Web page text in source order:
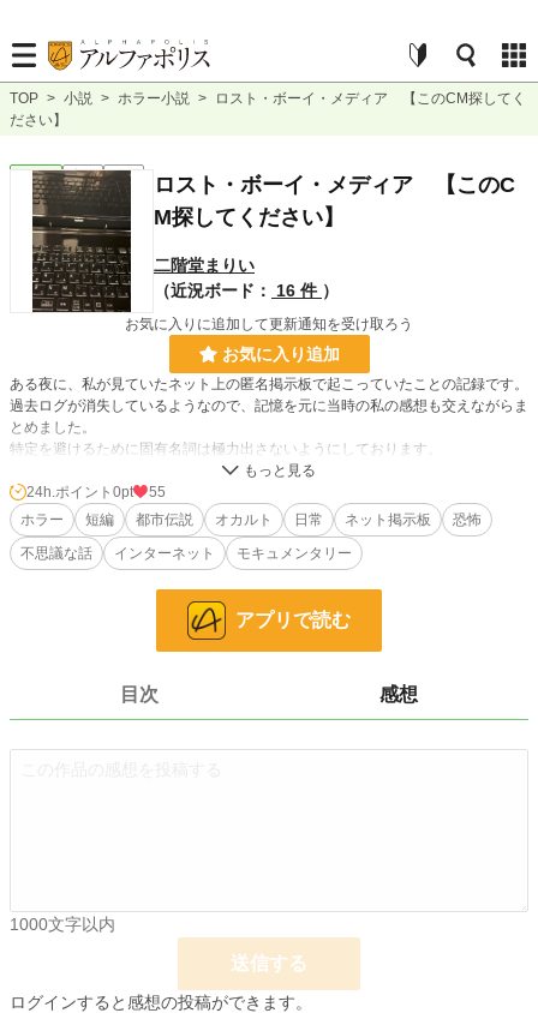
TOP > 小説 > ホラー小説 >
ロスト・ボーイ・メディア 【このCM探してく
ださい】
ホラー 完結 短編
ロスト・ボーイ・メディア 【このC
M探してください】
二階堂まりい
（近況ボード：
16 件 ）
お気に入りに追加して更新通知を受け取ろう
お気に入り追加
ある夜に、私が見ていたネット上の匿名掲示板で起こっていたことの記録です。
過去ログが消失しているようなので、記憶を元に当時の私の感想も交えながらま
とめました。
特定を避けるために固有名詞は極力出さないようにしております。
小説 228,743 位 / 228,743 件
ホラー 8,503 位 / 8,503 件
5,673
7,002 pt (38,576 位)
24h.ポイント 0pt
55
ホラー
短編 都市伝説 オカルト 日常 ネット掲示板
恐怖
不思議な話
インターネット モキュメンタリー
アプリで読む
目次 感想
1000文字以内
送信する
ログインすると感想の投稿ができます。